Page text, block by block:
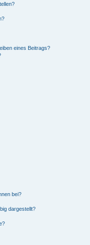
eines Beitrags?
bei?
dargestellt?